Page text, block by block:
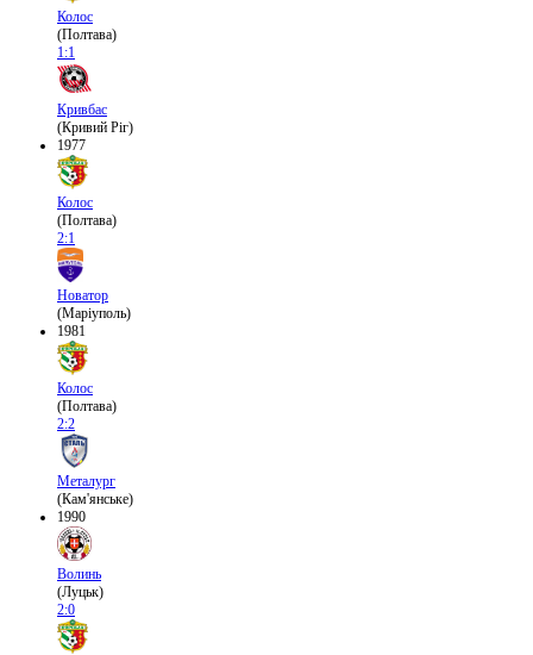
Колос
(Полтава)
1:1
Кривбас
(Кривий Ріг)
1977
Колос
(Полтава)
2:1
Новатор
(Маріуполь)
1981
Колос
(Полтава)
2:2
Металург
(Кам'янське)
1990
Волинь
(Луцьк)
2:0